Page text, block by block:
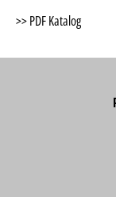
>> PDF Katalog